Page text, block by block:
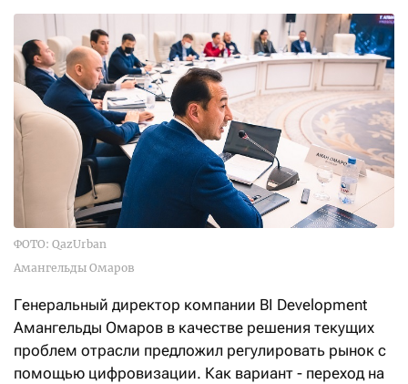
ФОТО: QazUrban
Амангельды Омаров
Генеральный директор компании BI Development
Амангельды Омаров в качестве решения текущих
проблем отрасли предложил регулировать рынок с
помощью цифровизации. Как вариант - переход на